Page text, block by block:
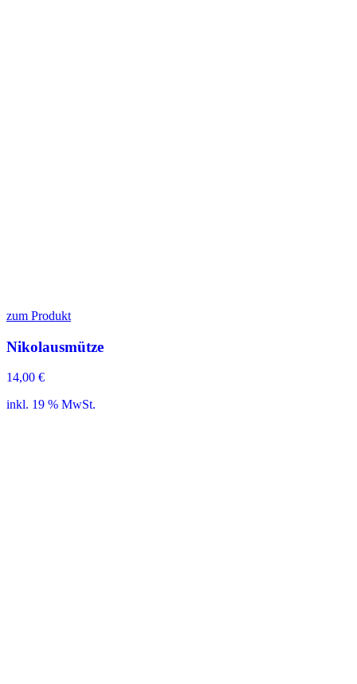
zum Produkt
Nikolausmütze
14,00 €
inkl. 19 % MwSt.